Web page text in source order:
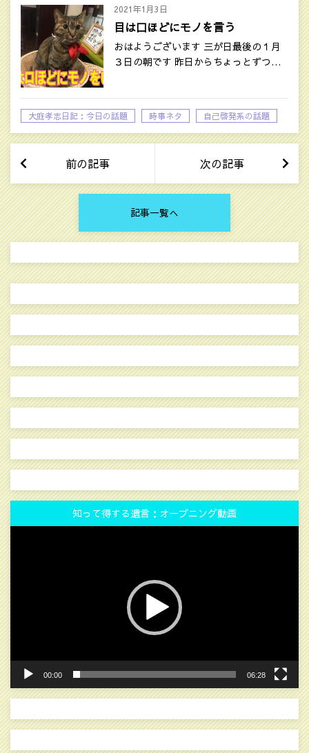
2021年1月3日
目は口ほどにモノを言う
おはようございます 三が日最後の１月
３日の朝です 昨日からちょっとずつ…
大庭孝志日記：今日の話題 時事ネタ 自己啓発系の話題
前の記事 次の記事
記事一覧へ
知って得する遺言：オープニング動画
動
画
プ
レ
ー
ヤ
ー
00:00 06:28